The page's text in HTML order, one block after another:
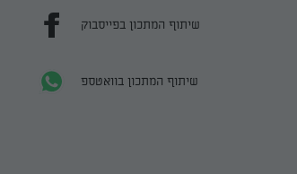
שיתוף המתכון בפייסבוק
שיתוף המתכון בוואטספ